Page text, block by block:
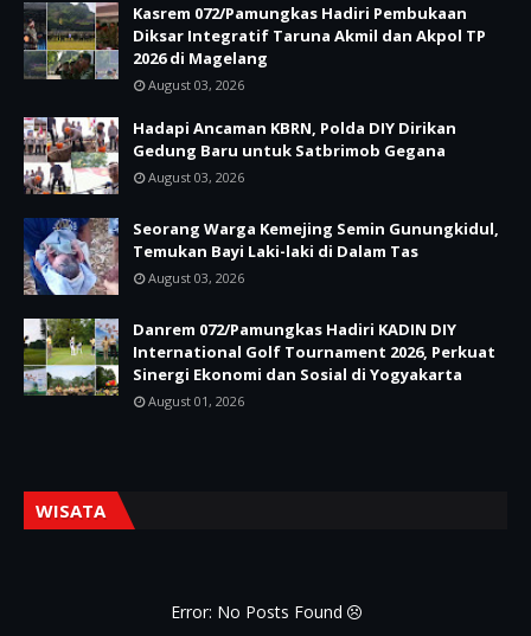
Kasrem 072/Pamungkas Hadiri Pembukaan
Diksar Integratif Taruna Akmil dan Akpol TP
2026 di Magelang
August 03, 2026
Hadapi Ancaman KBRN, Polda DIY Dirikan
Gedung Baru untuk Satbrimob Gegana
August 03, 2026
Seorang Warga Kemejing Semin Gunungkidul,
Temukan Bayi Laki-laki di Dalam Tas
August 03, 2026
Danrem 072/Pamungkas Hadiri KADIN DIY
International Golf Tournament 2026, Perkuat
Sinergi Ekonomi dan Sosial di Yogyakarta
August 01, 2026
WISATA
Error: No Posts Found